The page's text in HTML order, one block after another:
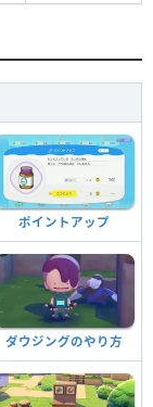
ポイントアップ
ダウジングのやり方